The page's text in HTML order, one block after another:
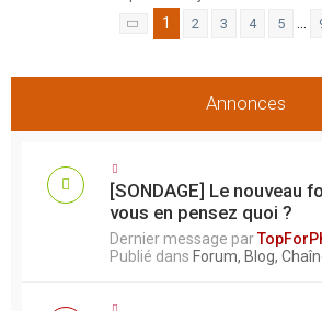
Page sur 90
1 2 3 4 5
Annonces
[SONDAGE] Le nouveau
vous en pensez quoi ?
Dernier message par
Publié dans Forum, Blog,